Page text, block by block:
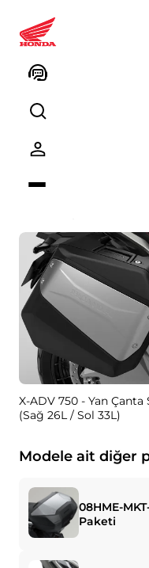
Seyahat
X-ADV 750 - Yan Çanta
(Sağ 26L / Sol 33L)
Modele ait diğer
08HME-
Paketi